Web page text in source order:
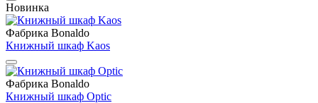
Новинка
Фабрика Bonaldo
Книжный шкаф Kaos
Фабрика Bonaldo
Книжный шкаф Optic